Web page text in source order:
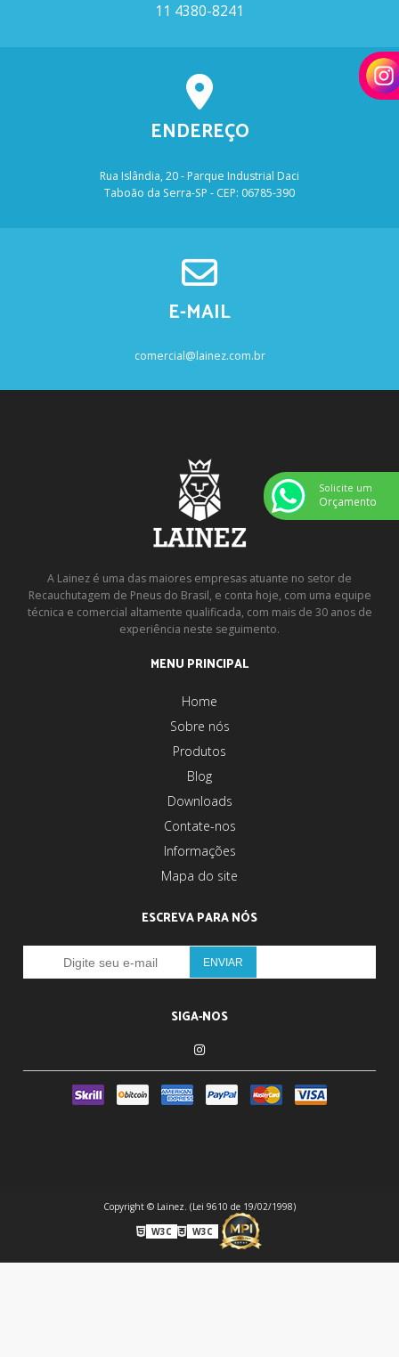
11 4380-8241
ENDEREÇO
Rua Islândia, 20 - Parque Industrial Daci
Taboão da Serra-SP - CEP: 06785-390
E-MAIL
comercial@lainez.com.br
A Lainez é uma das maiores empresas atuante no setor de
Recauchutagem de Pneus do Brasil, e conta hoje, com uma equipe
técnica e comercial altamente qualificada, com mais de 30 anos de
experiência neste seguimento.
MENU PRINCIPAL
Home
Sobre nós
Produtos
Blog
Downloads
Contate-nos
Informações
Mapa do site
ESCREVA PARA NÓS
SIGA-NOS
Copyright © Lainez. (Lei 9610 de 19/02/1998)
W3C
W3C
Solicite um
Orçamento